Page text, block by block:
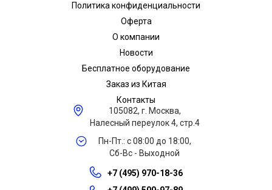
Политика конфиденциальности
Оферта
О компании
Новости
Бесплатное оборудование
Заказ из Китая
Контакты
105082, г. Москва,
Налесный переулок 4, стр.4
Пн-Пт.: с 08:00 до 18:00,
Сб-Вс - Выходной
+7 (495) 970-18-36